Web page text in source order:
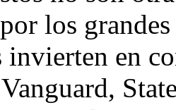
los
en